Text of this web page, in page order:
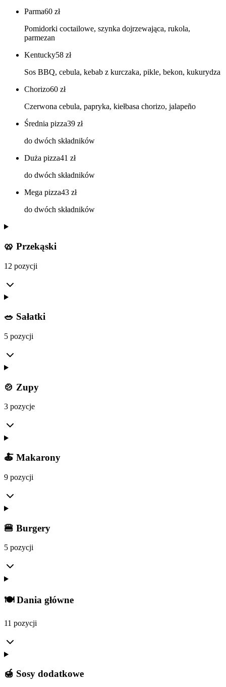
Parma60 zł
Pomidorki coctailowe, szynka dojrzewająca, rukola,
parmezan
Kentucky58 zł
Sos BBQ, cebula, kebab z kurczaka, pikle, bekon, kukurydza
Chorizo60 zł
Czerwona cebula, papryka, kiełbasa chorizo, jalapeño
Średnia pizza39 zł
do dwóch składników
Duża pizza41 zł
do dwóch składników
Mega pizza43 zł
do dwóch składników
🥨 Przekąski
12 pozycji
🥗 Sałatki
5 pozycji
🍲 Zupy
3 pozycje
🍝 Makarony
9 pozycji
🍔 Burgery
5 pozycji
🍽️ Dania główne
11 pozycji
🍯 Sosy dodatkowe